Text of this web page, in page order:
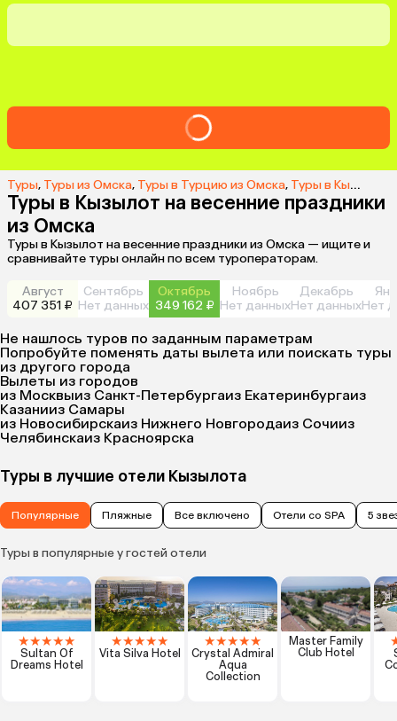
Туры, Туры из Омска, Туры в Турцию из Омска, Туры в Кызылот из Омска
Туры в Кызылот на весенние праздники
из Омска
Туры в Кызылот на весенние праздники из Омска — ищите и
сравнивайте туры онлайн по всем туроператорам.
Август
407 351 ₽
Сентябрь
Нет данных
Октябрь
349 162 ₽
Ноябрь
Нет данных
Декабрь
Нет данныхНет
Не нашлось туров по заданным параметрам
Попробуйте поменять даты вылета или поискать туры
из другого города
Вылеты из городов
из Москвыиз Санкт-Петербургаиз Екатеринбургаиз
Казанииз Самары
из Новосибирскаиз Нижнего Новгородаиз Сочииз
Челябинскаиз Красноярска
Туры в лучшие отели Кызылота
Популярные Пляжные Все включено Отели со SPA 5
Туры в популярные у гостей отели
★★★★★
Sultan Of
Dreams Hotel
★★★★★
Vita Silva Hotel
★★★★★
Crystal Admiral
Aqua
Collection
Master Family
Club Hotel